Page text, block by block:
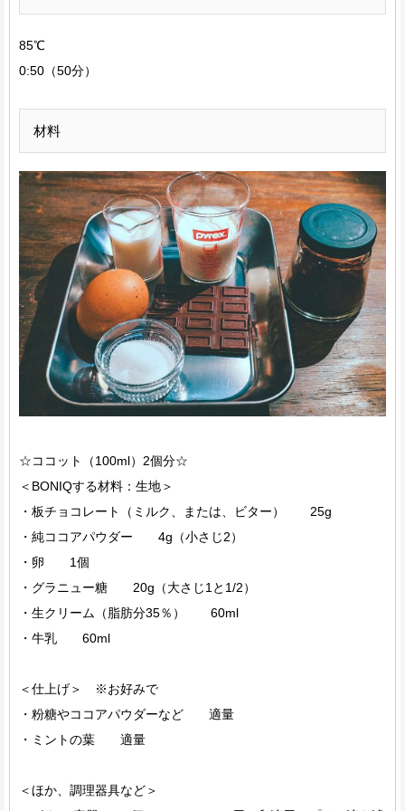
85℃
0:50（50分）
材料
☆ココット（100ml）2個分☆
＜BONIQする材料：生地＞
・板チョコレート（ミルク、または、ビター） 25g
・純ココアパウダー 4g（小さじ2）
・卵 1個
・グラニュー糖 20g（大さじ1と1/2）
・生クリーム（脂肪分35％） 60ml
・牛乳 60ml
＜仕上げ＞ ※お好みで
・粉糖やココアパウダーなど 適量
・ミントの葉 適量
＜ほか、調理器具など＞